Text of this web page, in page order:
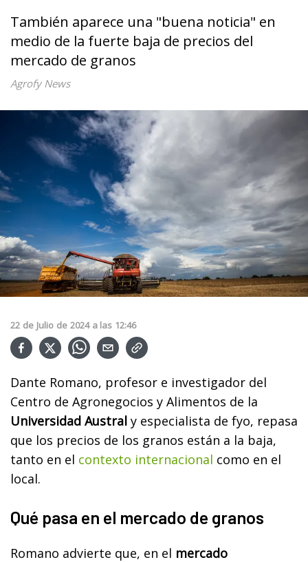
También aparece una "buena noticia" en
medio de la fuerte baja de precios del
mercado de granos
Agrofy News
22 de Julio de 2024 a las 12:46
Dante Romano, profesor e investigador del
Centro de Agronegocios y Alimentos de la
Universidad Austral y especialista de fyo, repasa
que los precios de los granos están a la baja,
tanto en el contexto internacional como en el
local.
Qué pasa en el mercado de granos
Romano advierte que, en el mercado